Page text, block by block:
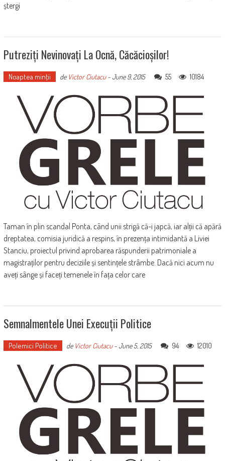
ștergi
Putreziți Nevinovați La Ocnă, Căcăcioșilor!
Noaptea minţii de Victor Ciutacu-June 9, 2015 55 10184
Taman în plin scandal Ponta, când unii strigă că-i japcă, iar alții că apără
dreptatea, comisia juridică a respins, în prezența intimidantă a Liviei
Stanciu, proiectul privind aprobarea răspunderii patrimoniale a
magistraților pentru deciziile și sentințele strâmbe. Dacă nici acum nu
aveți sânge și faceți temenele în fața celor care
Semnalmentele Unei Execuții Politice
Polemici Politice de Victor Ciutacu-June 5, 2015 94 12010